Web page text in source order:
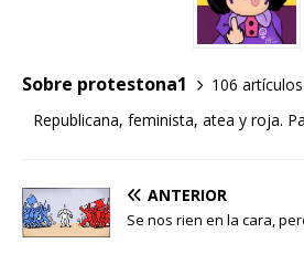
Sobre protestona1
106 artículos
Republicana, feminista, atea y roja.
ANTERIOR
Se nos rien en la cara,